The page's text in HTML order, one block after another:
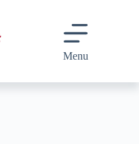
Menu